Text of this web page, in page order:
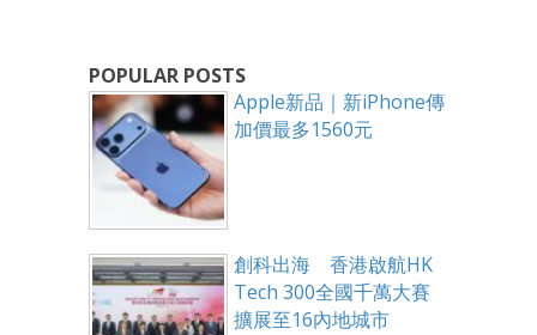
POPULAR POSTS
Apple新品｜新iPhone傳
加價最多1560元
創科出海 香港啟航HK
Tech 300全國千萬大賽
擴展至16內地城市